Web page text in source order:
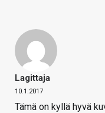
Lagittaja
10.1.2017
Tämä on kyllä hyvä